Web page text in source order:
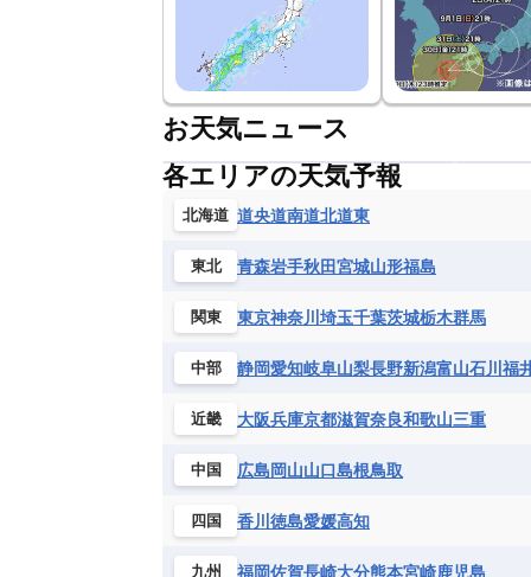
お天気ニュース
各エリアの天気予報
北海道 道央道南道北道東
東北 青森岩手秋田宮城山形福島
関東 東京神奈川 埼玉千葉茨城栃木群馬
中部 静岡愛知岐阜山梨長野新潟富山石川 福
近畿 大阪兵庫京都滋賀奈良和歌山三重
中国 広島岡山山口島根鳥取
四国 香川 徳島愛媛高知
九州 福岡佐賀長崎大分熊本宮崎鹿児島